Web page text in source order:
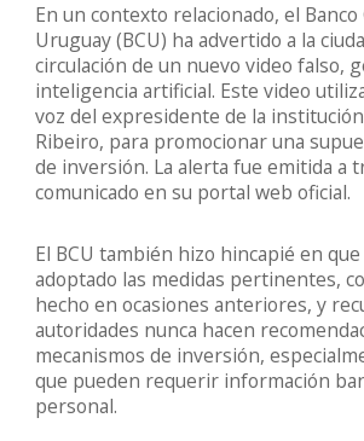
En un contexto relacionado, el
Uruguay (BCU) ha advertido a la
circulación de un nuevo video falso,
inteligencia artificial. Este video
voz del expresidente de la
Ribeiro, para promocionar una
de inversión. La alerta fue emitida a
comunicado en su portal web oficial.
El BCU también hizo hincapié en que
adoptado las medidas pertinentes,
hecho en ocasiones anteriores, y
autoridades nunca hacen
mecanismos de inversión,
que pueden requerir información
personal.